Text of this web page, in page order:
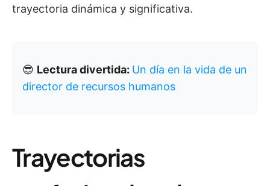
trayectoria dinámica y significativa.
😎 Lectura divertida: Un día en la vida de un
director de recursos humanos
Trayectorias